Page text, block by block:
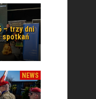
– trzy dni
spotkań
NEWS